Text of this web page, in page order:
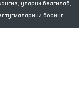
уларни белгилаб,
тугмаларини босинг